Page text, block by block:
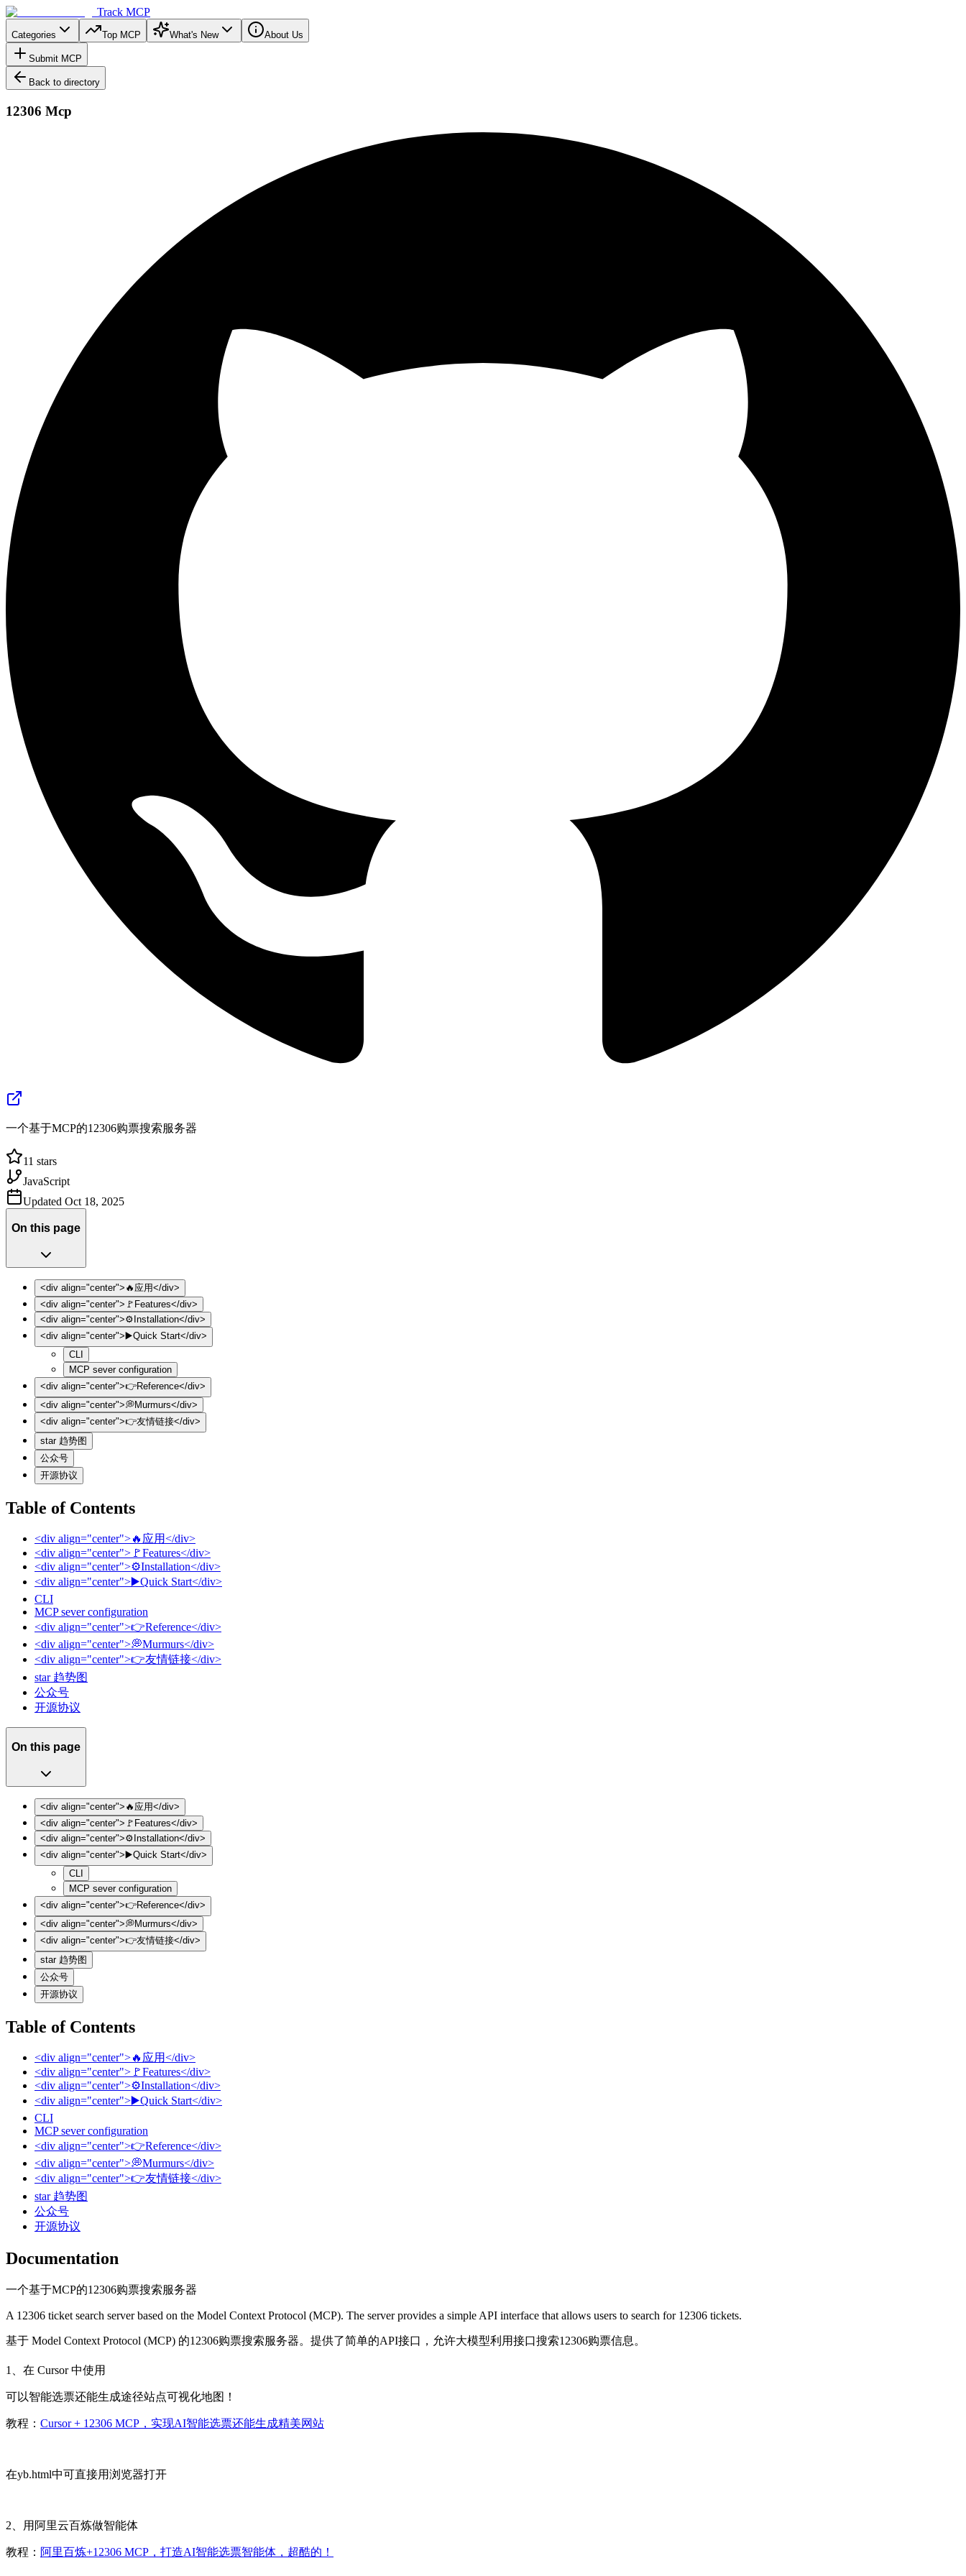
Track MCP
Categories Top MCP What's New About Us
Submit MCP
Back to directory
12306 Mcp
一个基于MCP的12306购票搜索服务器
11 stars
JavaScript
Updated Oct 18, 2025
On this page
<div align="center">🔥应用</div>
<div align="center">🚩Features</div>
<div align="center">⚙️Installation</div>
<div align="center">▶️Quick Start</div>
CLI
MCP sever configuration
<div align="center">👉️Reference</div>
<div align="center">💭Murmurs</div>
<div align="center">👉️友情链接</div>
star 趋势图
公众号
开源协议
Table of Contents
<div align="center">🔥应用</div>
<div align="center">🚩Features</div>
<div align="center">⚙️Installation</div>
<div align="center">▶️Quick Start</div>
CLI
MCP sever configuration
<div align="center">👉️Reference</div>
<div align="center">💭Murmurs</div>
<div align="center">👉️友情链接</div>
star 趋势图
公众号
开源协议
On this page
<div align="center">🔥应用</div>
<div align="center">🚩Features</div>
<div align="center">⚙️Installation</div>
<div align="center">▶️Quick Start</div>
CLI
MCP sever configuration
<div align="center">👉️Reference</div>
<div align="center">💭Murmurs</div>
<div align="center">👉️友情链接</div>
star 趋势图
公众号
开源协议
Table of Contents
<div align="center">🔥应用</div>
<div align="center">🚩Features</div>
<div align="center">⚙️Installation</div>
<div align="center">▶️Quick Start</div>
CLI
MCP sever configuration
<div align="center">👉️Reference</div>
<div align="center">💭Murmurs</div>
<div align="center">👉️友情链接</div>
star 趋势图
公众号
开源协议
Documentation
一个基于MCP的12306购票搜索服务器
A 12306 ticket search server based on the Model Context Protocol (MCP). The server provides a simple API interface that allows users to search for 12306 tickets.
基于 Model Context Protocol (MCP) 的12306购票搜索服务器。提供了简单的API接口，允许大模型利用接口搜索12306购票信息。
1、在 Cursor 中使用
可以智能选票还能生成途径站点可视化地图！
教程： Cursor + 12306 MCP，实现AI智能选票还能生成精美网站
在yb.html中可直接用浏览器打开
2、用阿里云百炼做智能体
教程： 阿里百炼+12306 MCP，打造AI智能选票智能体，超酷的！